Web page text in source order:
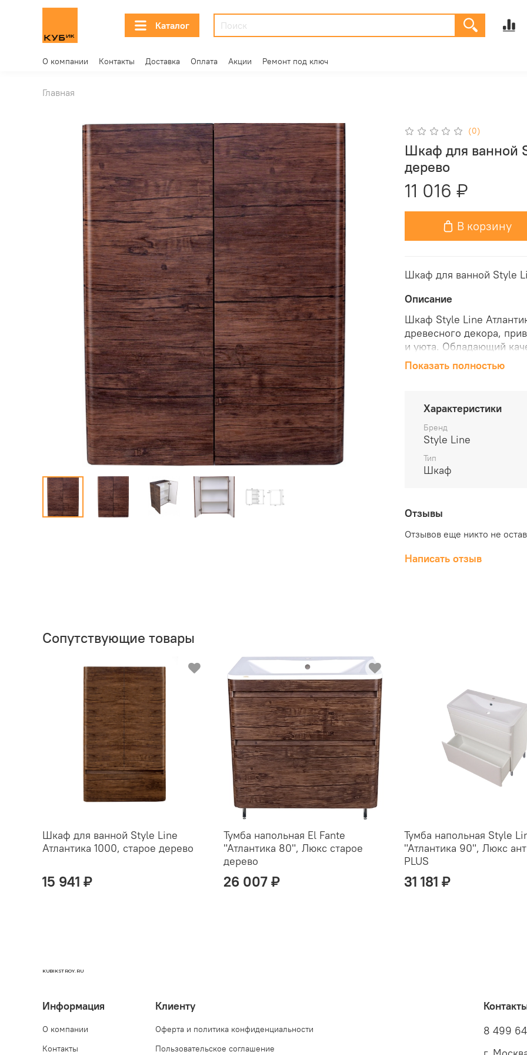
Каталог
О компании Контакты Доставка Оплата Акции Ремонт под ключ
Главная
(0)
Шкаф для ванной
дерево
11 016 ₽
В корзину
Шкаф для ванной Style
Описание
Шкаф Style Line
древесного декора,
и уюта. Обладающий
МДФ-материла,
оборудован двумя
текстиля или бытовых
Показать полностью
Характеристики
Бренд
Style Line
Тип
Шкаф
Отзывы
Отзывов еще никто не
Написать отзыв
Сопутствующие товары
Шкаф для ванной Style Line
Атлантика 1000, старое дерево
15 941 ₽
Тумба напольная El Fante
"Атлантика 80", Люкс старое
дерево
26 007 ₽
Тумба напольная Style
"Атлантика 90", Люкс
PLUS
31 181 ₽
KUBIKSTROY.RU
Информация
О компании
Контакты
Клиенту
Оферта и политика конфиденциальности
Пользовательское соглашение
8 499